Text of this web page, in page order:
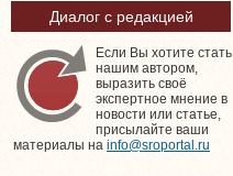
Диалог с редакцией
Если Вы хотите стать
нашим автором,
выразить своё
экспертное мнение в
новости или статье,
присылайте ваши
материалы на info@sroportal.ru